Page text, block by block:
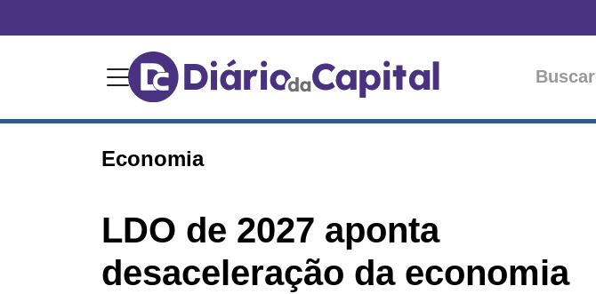
Buscar
Economia
LDO de 2027 aponta
desaceleração da economia